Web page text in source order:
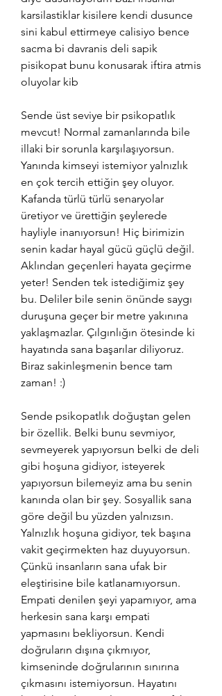
karsilastiklar kisilere kendi dusunce
sini kabul ettirmeye calisiyo bence
sacma bi davranis deli sapik
pisikopat bunu konusarak iftira atmis
oluyolar kib
Sende üst seviye bir psikopatlık
mevcut! Normal zamanlarında bile
illaki bir sorunla karşılaşıyorsun.
Yanında kimseyi istemiyor yalnızlık
en çok tercih ettiğin şey oluyor.
Kafanda türlü türlü senaryolar
üretiyor ve ürettiğin şeylerede
hayliyle inanıyorsun! Hiç birimizin
senin kadar hayal gücü güçlü değil.
Aklından geçenleri hayata geçirme
yeter! Senden tek istediğimiz şey
bu. Deliler bile senin önünde saygı
duruşuna geçer bir metre yakınına
yaklaşmazlar. Çılgınlığın ötesinde ki
hayatında sana başarılar diliyoruz.
Biraz sakinleşmenin bence tam
zaman! :)
Sende psikopatlık doğuştan gelen
bir özellik. Belki bunu sevmiyor,
sevmeyerek yapıyorsun belki de deli
gibi hoşuna gidiyor, isteyerek
yapıyorsun bilemeyiz ama bu senin
kanında olan bir şey. Sosyallik sana
göre değil bu yüzden yalnızsın.
Yalnızlık hoşuna gidiyor, tek başına
vakit geçirmekten haz duyuyorsun.
Çünkü insanların sana ufak bir
eleştirisine bile katlanamıyorsun.
Empati denilen şeyi yapamıyor, ama
herkesin sana karşı empati
yapmasını bekliyorsun. Kendi
doğruların dışına çıkmıyor,
kimseninde doğrularının sınırına
çıkmasını istemiyorsun. Hayatını